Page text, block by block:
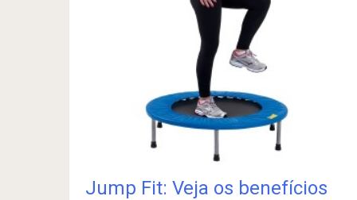
Jump Fit: Veja os benefícios